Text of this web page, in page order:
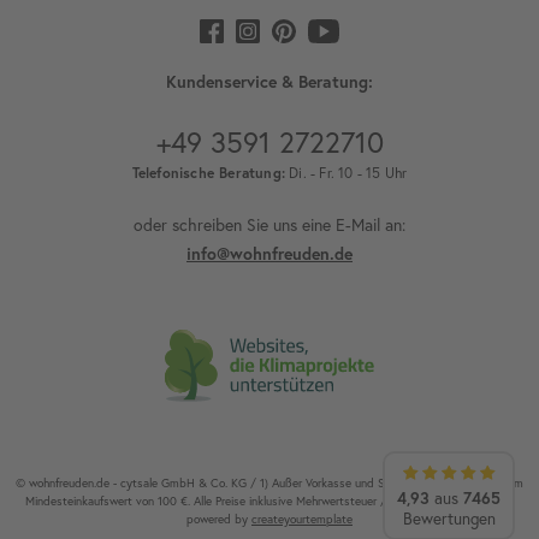
4,93 aus 7465
Bewertungen
Kundenservice & Beratung:
+49 3591 2722710
Telefonische Beratung: Di. - Fr. 10 - 15 Uhr
oder schreiben Sie uns eine E-Mail an:
info@wohnfreuden.de
© wohnfreuden.de - cytsale GmbH & Co. KG / 1) Außer Vorkasse und Speditionsware. 2) Ab einem
Mindesteinkaufswert von 100 €. Alle Preise inklusive Mehrwertsteuer / Alle Rechte vorbehalten.
powered by createyourtemplate